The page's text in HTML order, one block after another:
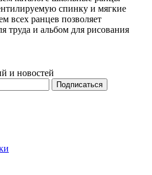
спинку и мягкие
всех ранцев позволяет
труда и альбом для рисования
и новостей
Подписаться